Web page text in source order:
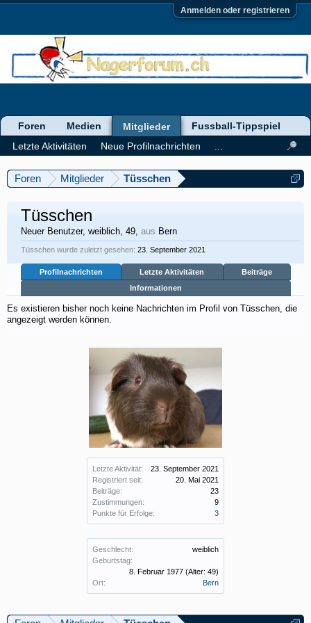
Anmelden oder registrieren
Foren Mitglieder Tüsschen
Letzte Aktivität:
23. September 2021
Registriert seit:
20. Mai 2021
Beiträge:
23
Zustimmungen:
9
Punkte für Erfolge:
3
Geschlecht:
weiblich
Geburtstag:
8. Februar 1977 (Alter: 49)
Ort:
Bern
Tüsschen
Neuer Benutzer, weiblich, 49, aus Bern
Tüsschen wurde zuletzt gesehen: 23. September 2021
Profilnachrichten Letzte Aktivitäten
Beiträge
Informationen
Es existieren bisher noch keine Nachrichten im Profil von Tüsschen, die
angezeigt werden können.
Foren Medien
Mitglieder
Letzte Aktivitäten
Neue Profilnachrichten
Fussball-Tippspiel